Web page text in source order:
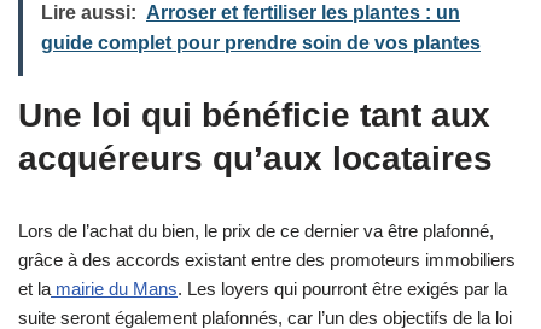
Lire aussi: Arroser et fertiliser les plantes : un
guide complet pour prendre soin de vos plantes
Une loi qui bénéficie tant aux
acquéreurs qu’aux locataires
Lors de l’achat du bien, le prix de ce dernier va être plafonné,
grâce à des accords existant entre des promoteurs immobiliers
et la mairie du Mans. Les loyers qui pourront être exigés par la
suite seront également plafonnés, car l’un des objectifs de la loi